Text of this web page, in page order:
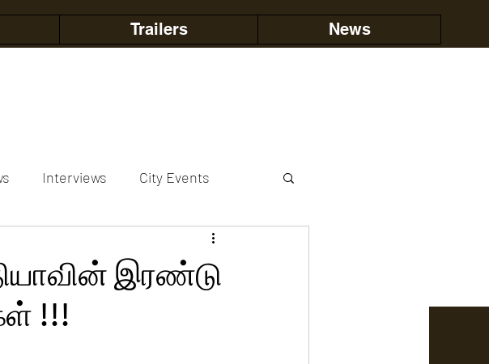
Trailers News
Interviews City Events
actors gallery
இரண்டு
!!!